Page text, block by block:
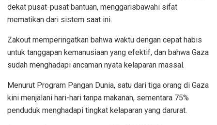
dekat pusat-pusat bantuan, menggarisbawahi sifat
mematikan dari sistem saat ini.
Zakout memperingatkan bahwa waktu dengan cepat habis
untuk tanggapan kemanusiaan yang efektif, dan bahwa Gaza
sudah menghadapi ancaman nyata kelaparan massal.
Menurut Program Pangan Dunia, satu dari tiga orang di Gaza
kini menjalani hari-hari tanpa makanan, sementara 75%
penduduk menghadapi tingkat kelaparan yang darurat.